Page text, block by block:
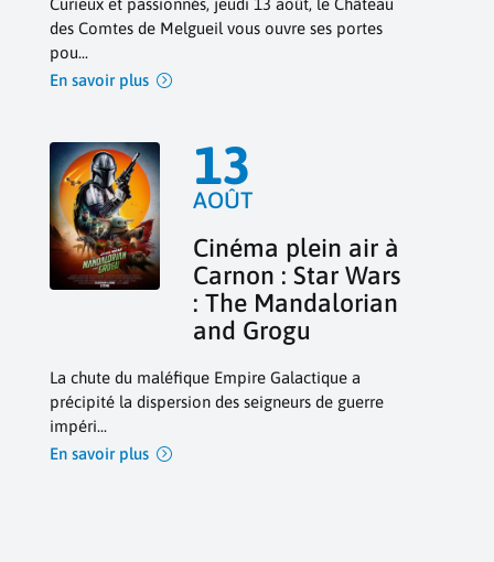
Curieux et passionnés, jeudi 13 août, le Château
des Comtes de Melgueil vous ouvre ses portes
pou...
En savoir plus
Cinéma plein air à
Carnon : Star Wars
: The Mandalorian
and Grogu
13
AOÛT
La chute du maléfique Empire Galactique a
précipité la dispersion des seigneurs de guerre
impéri...
En savoir plus